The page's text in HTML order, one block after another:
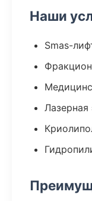
Наши
Smas-
Лазерная